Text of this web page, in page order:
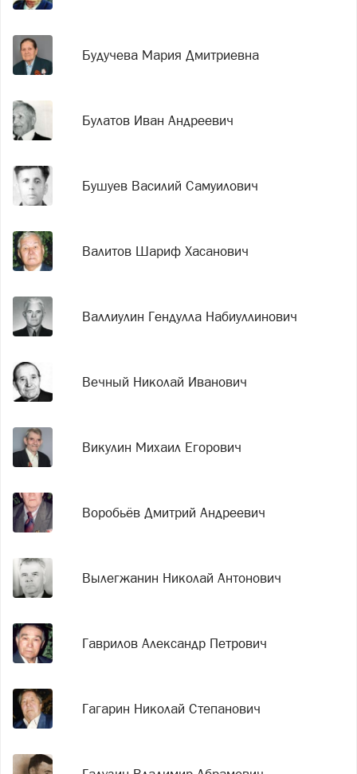
Будучева Мария Дмитриевна
Булатов Иван Андреевич
Бушуев Василий Самуилович
Валитов Шариф Хасанович
Валлиулин Гендулла Набиуллинович
Вечный Николай Иванович
Викулин Михаил Егорович
Воробьёв Дмитрий Андреевич
Вылегжанин Николай Антонович
Гаврилов Александр Петрович
Гагарин Николай Степанович